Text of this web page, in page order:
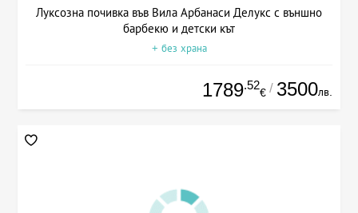
Луксозна почивка във Вила Арбанаси Делукс с външно
барбекю и детски кът
+ без храна
1789.52
€ / 3500лв.